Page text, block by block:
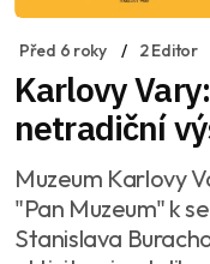
Před 6 roky 2 Editor
Karlovy
netradiční
Muzeum Karlovy
"Pan Muzeum" k
Stanislava